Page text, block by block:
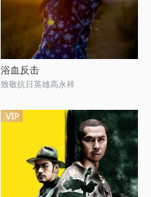
浴血反击
致敬抗日英雄高永祥